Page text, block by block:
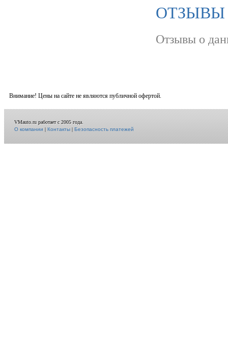
ОТЗЫВЫ
Отзывы о
Внимание! Цены на сайте не являются публичной офертой.
VMauto.ru работает с 2005 года.
О компании|Контакты|Безопасность платежей